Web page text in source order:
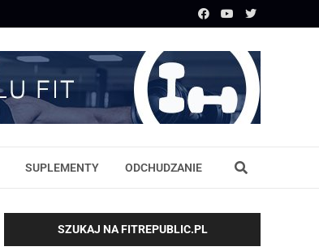
SUPLEMENTY ODCHUDZANIE
SZUKAJ NA FITREPUBLIC.PL